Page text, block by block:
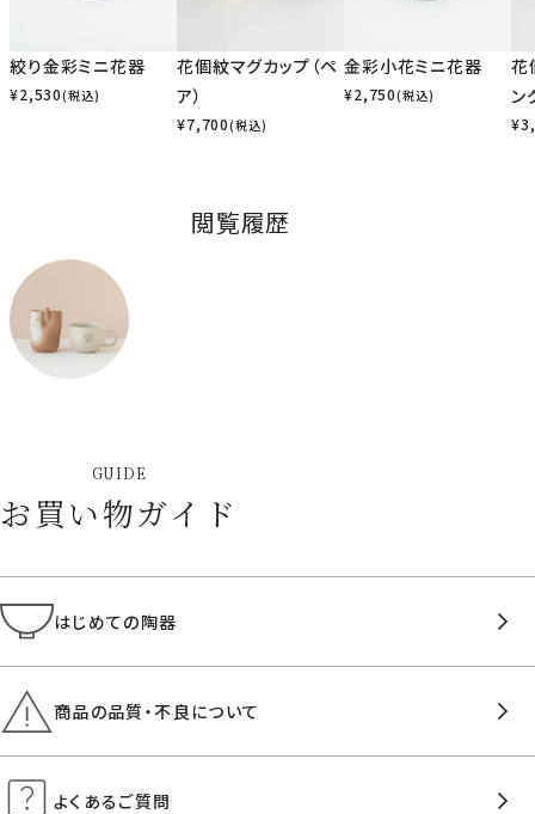
絞り金彩ミニ花器
¥2,530(税込)
花個紋マグカップ（ペ
ア）
¥7,700(税込)
金彩小花ミニ花器
¥2,750(税込)
花
ン
¥
閲覧履歴
GUIDE
お買い物ガイド
はじめての陶器
商品の品質・不良について
よくあるご質問